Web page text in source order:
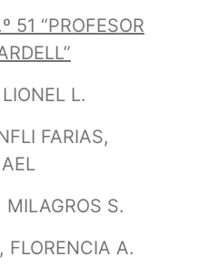
51 “PROFESOR
L.
FARIAS,
S.
A.